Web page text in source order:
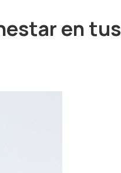
en tus